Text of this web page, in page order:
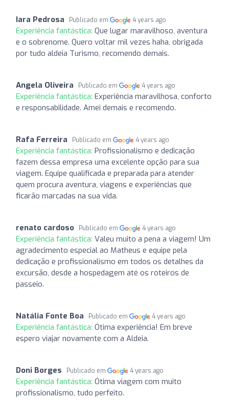
Iara Pedrosa Publicado em 4 years ago
Experiência fantástica: Que lugar maravilhoso, aventura
e o sobrenome. Quero voltar mil vezes haha, obrigada
por tudo aldeia Turismo, recomendo demais.
Angela Oliveira Publicado em 4 years ago
Experiência fantástica: Experiência maravilhosa, conforto
e responsabilidade. Amei demais e recomendo.
Rafa Ferreira Publicado em 4 years ago
Experiência fantástica: Profissionalismo e dedicação
fazem dessa empresa uma excelente opção para sua
viagem. Equipe qualificada e preparada para atender
quem procura aventura, viagens e experiências que
ficarão marcadas na sua vida.
renato cardoso Publicado em 4 years ago
Experiência fantástica: Valeu muito a pena a viagem! Um
agradecimento especial ao Matheus e equipe pela
dedicação e profissionalismo em todos os detalhes da
excursão, desde a hospedagem até os roteiros de
passeio.
Natália Fonte Boa Publicado em 4 years ago
Experiência fantástica: Ótima experiência! Em breve
espero viajar novamente com a Aldeia.
Doni Borges Publicado em 4 years ago
Experiência fantástica: Ótima viagem com muito
profissionalismo, tudo perfeito.